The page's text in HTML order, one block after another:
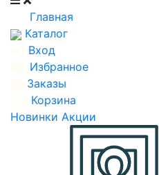
Главная
Каталог
Вход
Избранное
Заказы
Корзина
Новинки Акции